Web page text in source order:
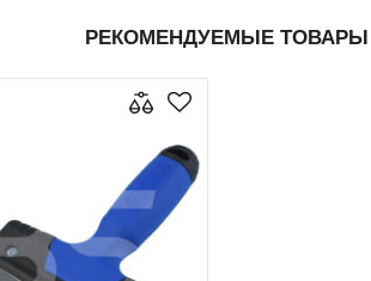
РЕКОМЕНДУЕМЫЕ ТОВАРЫ